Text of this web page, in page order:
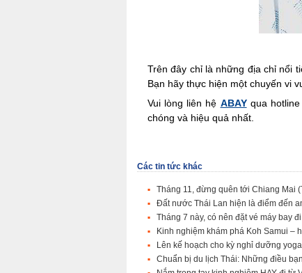
Trên đây chỉ là những địa chỉ nổi
Bạn hãy thực hiện một chuyến vi
Vui lòng liên hệ ABAYqua hotline
chóng và hiệu quả nhất.
Các tin tức khác
Tháng 11, đừng quên tới Chiang Mai
Đất nước Thái Lan hiện là điểm đến
Tháng 7 này, có nên đặt vé máy bay
Kinh nghiệm khám phá Koh Samui –
Lên kế hoạch cho kỳ nghỉ dưỡng
Chuẩn bị du lịch Thái: Những điều